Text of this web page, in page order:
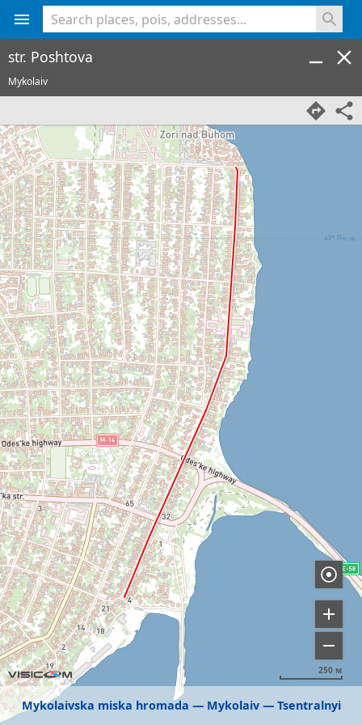
Mykolaivska miska hromada Mykolaiv Tsentralnyi
250 м
str. Poshtova
Mykolaiv
<% console.log(hcard) %>